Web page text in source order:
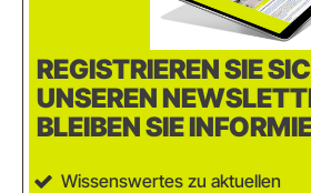
REGISTRIEREN SIE
UNSEREN
BLEIBEN SIE
Wissenswertes zu aktuellen